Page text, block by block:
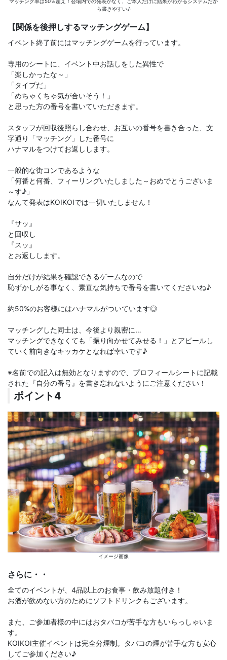
ら書きやすい♪
【関係を後押しするマッチングゲーム】
イベント終了前にはマッチングゲームを行っています。
専用のシートに、イベント中お話しをした異性で
「楽しかったな～」
「タイプだ」
「めちゃくちゃ気が合いそう！」
と思った方の番号を書いていただきます。
スタッフが回収後照らし合わせ、お互いの番号を書き合った、文
字通り「マッチング」した番号に
ハナマルをつけてお返しします。
一般的な街コンであるような
「何番と何番、フィーリングいたしました～おめでとうございま
～す♪」
なんて発表はKOIKOIでは一切いたしません！
『サッ』
と回収し
『スッ』
とお返しします。
自分だけが結果を確認できるゲームなので
恥ずかしがる事なく、素直な気持ちで番号を書いてくださいね♪
約50%のお客様にはハナマルがついています◎
マッチングした同士は、今後より親密に…
マッチングできなくても「振り向かせてみせる！」とアピールし
ていく前向きなキッカケとなれば幸いです♪
※名前での記入は無効となりますので、プロフィールシートに記載
された『自分の番号』を書き忘れないようにご注意ください！
ポイント4
イメージ画像
さらに・・
全てのイベントが、4品以上のお食事・飲み放題付き！
お酒が飲めない方のためにソフトドリンクもございます。
また、ご参加者様の中にはおタバコが苦手な方もいらっしゃいま
す。
KOIKOI主催イベントは完全分煙制。タバコの煙が苦手な方も安心
してご参加ください♪